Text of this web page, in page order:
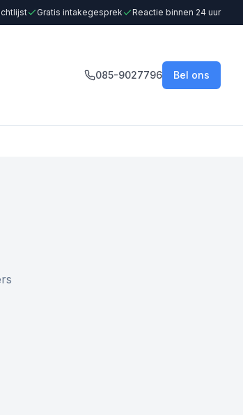
Gratis intakegesprek Reactie binnen 24 uur
085-9027796 Bel ons